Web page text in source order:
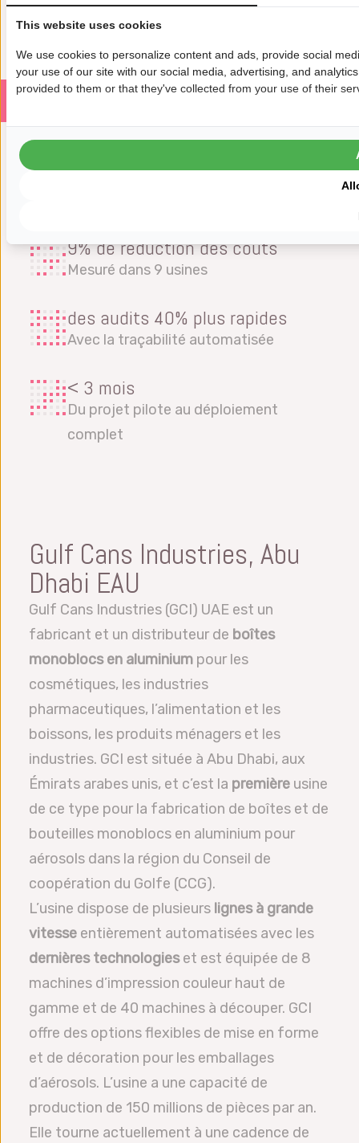
50+ pays
9% de réduction des coûts
Mesuré dans 9 usines
des audits 40% plus rapides
Avec la traçabilité automatisée
< 3 mois
Du projet pilote au déploiement
complet
Gulf Cans Industries, Abu
Dhabi EAU
Gulf Cans Industries (GCI) UAE est un
fabricant et un distributeur de boîtes
monoblocs en aluminium pour les
cosmétiques, les industries
pharmaceutiques, l’alimentation et les
boissons, les produits ménagers et les
industries. GCI est située à Abu Dhabi, aux
Émirats arabes unis, et c’est la première usine
de ce type pour la fabrication de boîtes et de
bouteilles monoblocs en aluminium pour
aérosols dans la région du Conseil de
coopération du Golfe (CCG).
L’usine dispose de plusieurs lignes à grande
vitesse entièrement automatisées avec les
dernières technologieset est équipée de 8
machines d’impression couleur haut de
gamme et de 40 machines à découper. GCI
offre des options flexibles de mise en forme
et de décoration pour les emballages
d’aérosols. L’usine a une capacité de
production de 150 millions de pièces par an.
Elle tourne actuellement à une cadence de
This website uses cookies
We use cookies to personalize content and ads, provide social
your use of our site with our social media, advertising, and
provided to them or that they've collected from your use of their